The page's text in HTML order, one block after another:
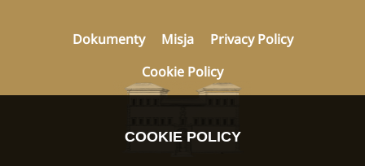
Dokumenty Misja
Privacy Policy
Cookie Policy
COOKIE POLICY